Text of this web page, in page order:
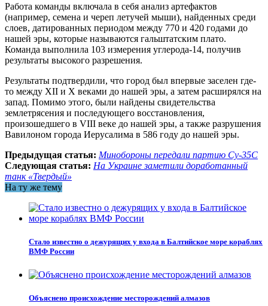
Работа команды включала в себя анализ артефактов
(например, семена и череп летучей мыши), найденных среди
слоев, датированных периодом между 770 и 420 годами до
нашей эры, которые называются гальштатским плато.
Команда выполнила 103 измерения углерода-14, получив
результаты высокого разрешения.
Результаты подтвердили, что город был впервые заселен где-
то между XII и X веками до нашей эры, а затем расширялся на
запад. Помимо этого, были найдены свидетельства
землетрясения и последующего восстановления,
произошедшего в VIII веке до нашей эры, а также разрушения
Вавилоном города Иерусалима в 586 году до нашей эры.
Предыдущая статья: Минобороны передали партию Су-35С
Следующая статья: На Украине заметили доработанный
танк «Твердый»
На ту же тему
Стало известно о дежурящих у входа в Балтийское море кораблях
ВМФ России
Объяснено происхождение месторождений алмазов